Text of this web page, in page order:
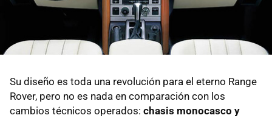
Su diseño es toda una revolución para el eterno Range
Rover, pero no es nada en comparación con los
cambios técnicos operados: chasis monocasco y